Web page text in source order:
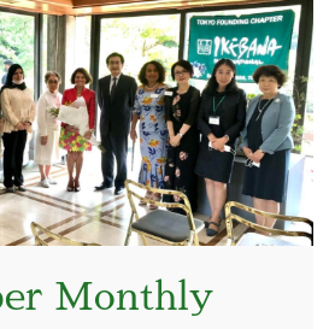
Monthly